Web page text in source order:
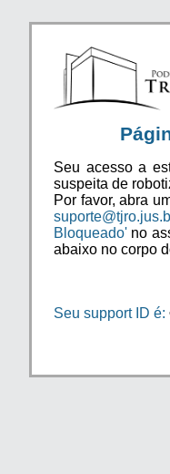
Seu acesso a
suspeita de
Por favor, abra
Bloqueado' no
abaixo no corpo
Seu support ID é: